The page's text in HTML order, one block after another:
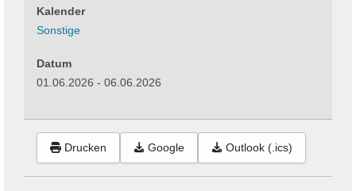
Kalender
Sonstige
Datum
01.06.2026 - 06.06.2026
Drucken Google Outlook (.ics)